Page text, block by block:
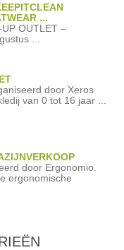
...
UP OUTLET –
...
door Xeros
van 0 tot 16 jaar ...
door Ergonomio.
ergonomische